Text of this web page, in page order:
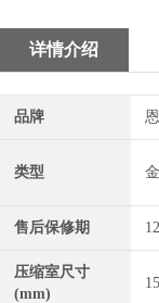
详情介绍
品牌
类型
售后保修期
压缩室尺寸
(mm)